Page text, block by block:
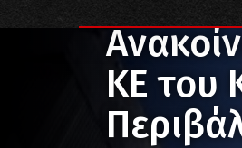
ΚΕ του